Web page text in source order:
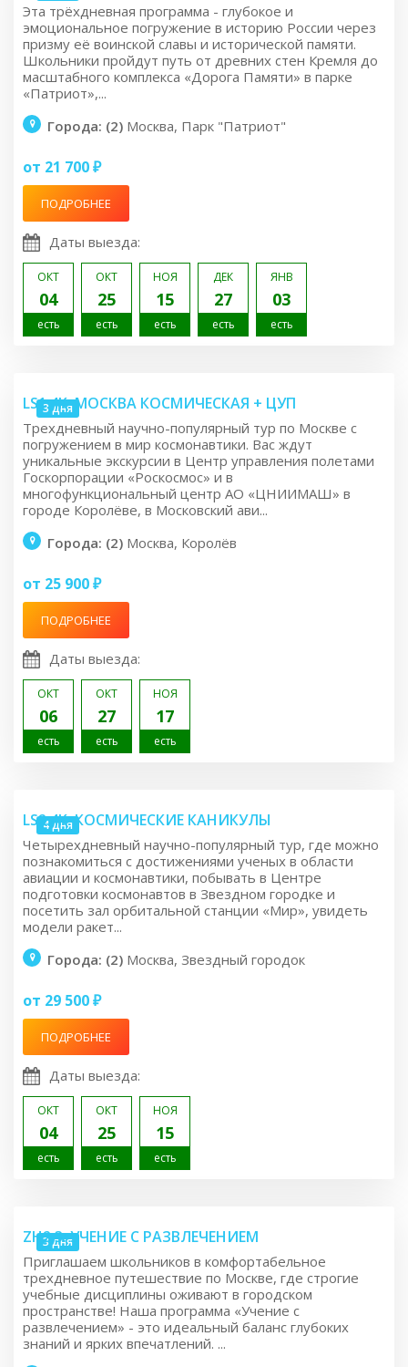
Эта трёхдневная программа - глубокое и
эмоциональное погружение в историю России через
призму её воинской славы и исторической памяти.
Школьники пройдут путь от древних стен Кремля до
масштабного комплекса «Дорога Памяти» в парке
«Патриот»,...
Города: (2) Москва, Парк "Патриот"
от 21 700 ₽
ПОДРОБНЕЕ
Даты выезда:
ОКТ
04
есть
ОКТ
25
есть
НОЯ
15
есть
ДЕК
27
есть
ЯНВ
03
есть
3 дня
LS1.4K: МОСКВА КОСМИЧЕСКАЯ + ЦУП
Трехдневный научно-популярный тур по Москве с
погружением в мир космонавтики. Вас ждут
уникальные экскурсии в Центр управления полетами
Госкорпорации «Роскосмос» и в
многофункциональный центр АО «ЦНИИМАШ» в
городе Королёве, в Московский ави...
Города: (2) Москва, Королёв
от 25 900 ₽
ПОДРОБНЕЕ
Даты выезда:
ОКТ
06
есть
ОКТ
27
есть
НОЯ
17
есть
4 дня
LS2.4K: КОСМИЧЕСКИЕ КАНИКУЛЫ
Четырехдневный научно-популярный тур, где можно
познакомиться с достижениями ученых в области
авиации и космонавтики, побывать в Центре
подготовки космонавтов в Звездном городке и
посетить зал орбитальной станции «Мир», увидеть
модели ракет...
Города: (2) Москва, Звездный городок
от 29 500 ₽
ПОДРОБНЕЕ
Даты выезда:
ОКТ
04
есть
ОКТ
25
есть
НОЯ
15
есть
3 дня
ZH2.3: УЧЕНИЕ С РАЗВЛЕЧЕНИЕМ
Приглашаем школьников в комфортабельное
трехдневное путешествие по Москве, где строгие
учебные дисциплины оживают в городском
пространстве! Наша программа «Учение с
развлечением» - это идеальный баланс глубоких
знаний и ярких впечатлений. ...